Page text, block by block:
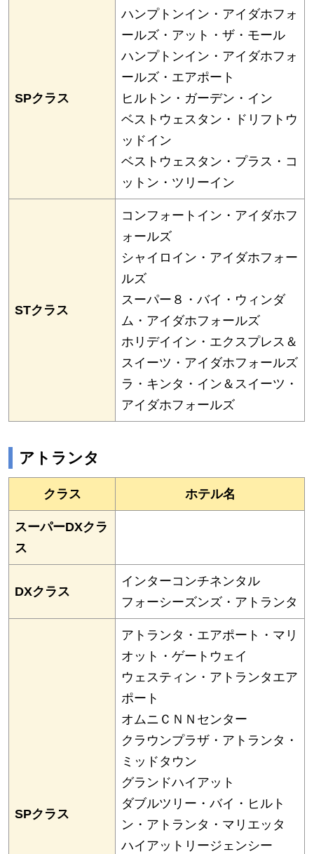
SPクラス
ハンプトンイン・アイダホフォ
ールズ・アット・ザ・モール
ハンプトンイン・アイダホフォ
ールズ・エアポート
ヒルトン・ガーデン・イン
ベストウェスタン・ドリフトウ
ッドイン
ベストウェスタン・プラス・コ
ットン・ツリーイン
STクラス
コンフォートイン・アイダホフ
ォールズ
シャイロイン・アイダホフォー
ルズ
スーパー８・バイ・ウィンダ
ム・アイダホフォールズ
ホリデイイン・エクスプレス＆
スイーツ・アイダホフォールズ
ラ・キンタ・イン＆スイーツ・
アイダホフォールズ
アトランタ
クラス ホテル名
スーパーDXクラ
ス
DXクラス
インターコンチネンタル
フォーシーズンズ・アトランタ
SPクラス
アトランタ・エアポート・マリ
オット・ゲートウェイ
ウェスティン・アトランタエア
ポート
オムニＣＮＮセンター
クラウンプラザ・アトランタ・
ミッドタウン
グランドハイアット
ダブルツリー・バイ・ヒルト
ン・アトランタ・マリエッタ
ハイアットリージェンシー